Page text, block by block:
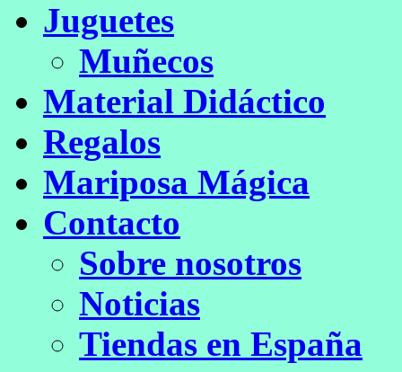
Juguetes
Muñecos
Material Didáctico
Regalos
Mariposa Mágica
Contacto
Sobre nosotros
Noticias
Tiendas en España